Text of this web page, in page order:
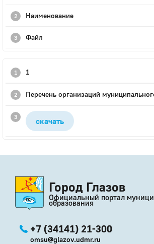
Наименование
Файл
1
Перечень организаций
скачать
Город Глазов
Официальный портал
образования
+7 (34141) 21-300
omsu@glazov.udmr.ru